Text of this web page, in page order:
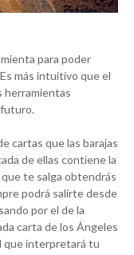
para poder
más intuitivo que el
herramientas
futuro.
cartas que las barajas
de ellas contiene la
te salga obtendrás
podrá salirte desde
por el de la
carta de los Ángeles
que interpretará tu